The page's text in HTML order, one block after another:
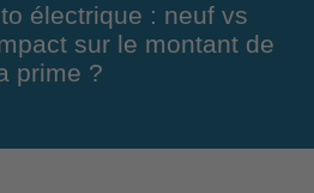
électrique : neuf vs
sur le montant de
prime ?